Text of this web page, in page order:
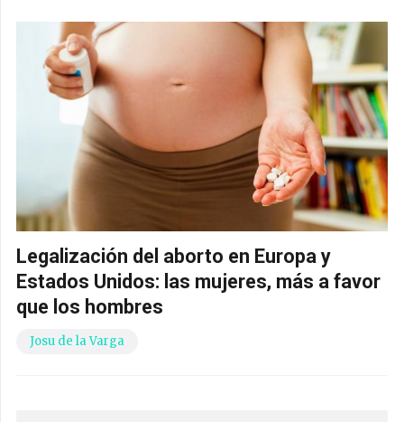
Legalización del aborto en Europa y
Estados Unidos: las mujeres, más a favor
que los hombres
Josu de la Varga